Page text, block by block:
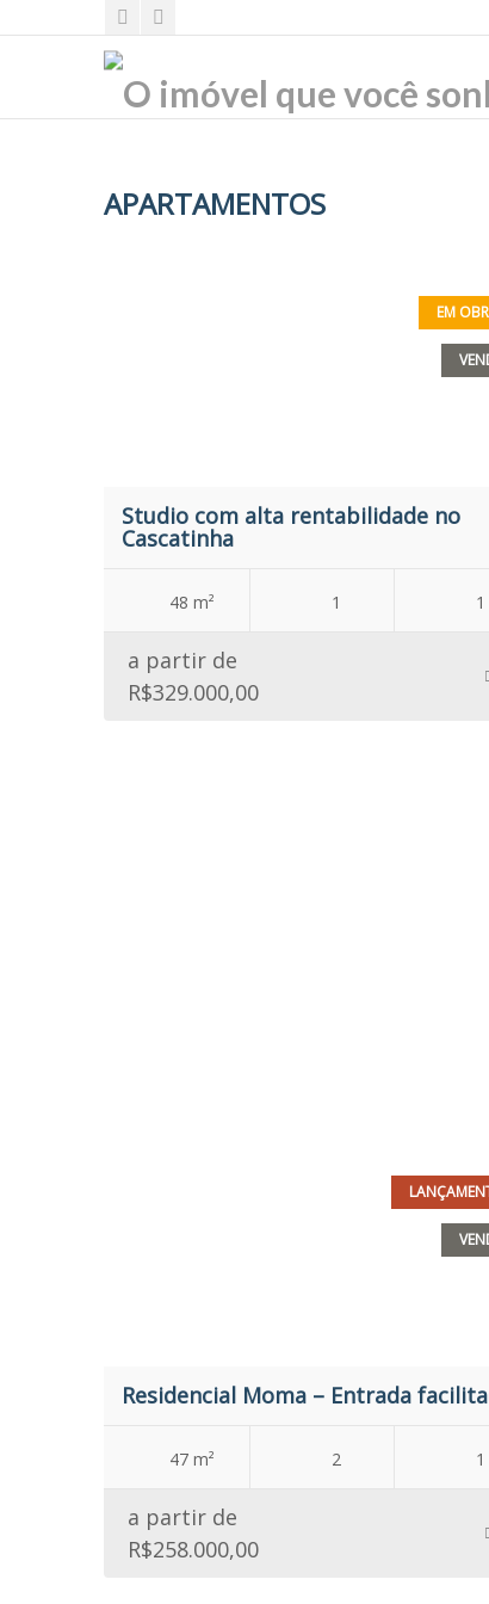
APARTAMENTOS
EM
Studio com alta rentabilidade no
Cascatinha
48 m² 1 1
a partir de
R$329.000,00
Residencial Moma – Entrada
47 m² 2 1
a partir de
R$258.000,00